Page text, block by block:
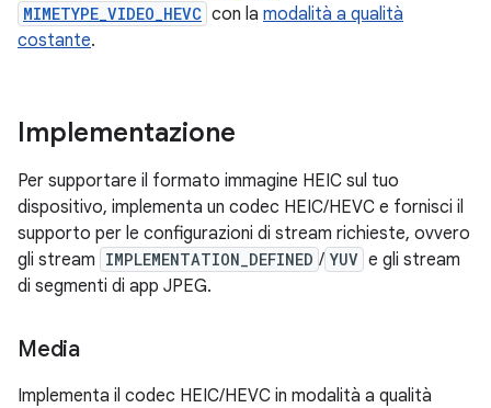
MIMETYPE_VIDEO_HEVC con la modalità a qualità
costante.
Implementazione
Per supportare il formato immagine HEIC sul tuo
dispositivo, implementa un codec HEIC/HEVC e fornisci il
supporto per le configurazioni di stream richieste, ovvero
gli stream IMPLEMENTATION_DEFINED / YUV e gli stream
di segmenti di app JPEG.
Media
Implementa il codec HEIC/HEVC in modalità a qualità